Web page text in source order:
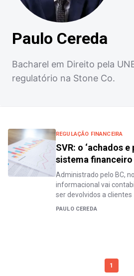
Paulo Cereda
Bacharel em Direito pela
regulatório na Stone Co.
REGULAÇÃO FINANCEIRA
SVR: o ‘achados e
sistema financeiro
Administrado pelo BC,
informacional vai
ser devolvidos a clientes
PAULO CEREDA
1